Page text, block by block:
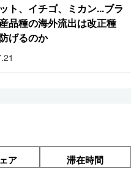
ト、イチゴ、ミカン...ブラ
品種の海外流出は改正種
げるのか
ア 滞在時間